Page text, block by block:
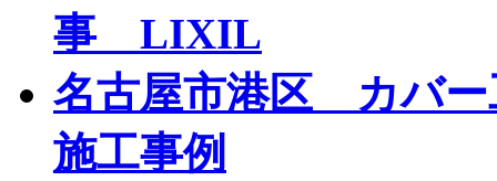
事 LIXIL
名古屋市港区 カバ
施工事例